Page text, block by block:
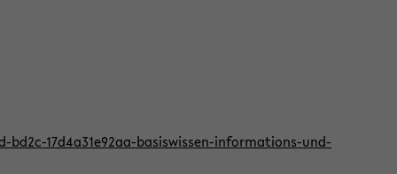
17d4a31e92aa-basiswissen-informations-und-